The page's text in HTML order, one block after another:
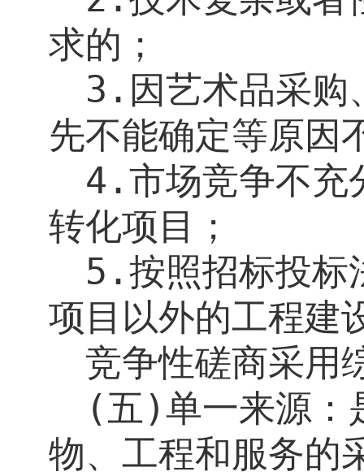
求的；
3. 因艺术品采
先不能确定等原因
4.市场竞争不充
转化项目；
5.按照招标投标
项目以外的工程建
竞争性磋商采用
(五)单一来源：
物、工程和服务的